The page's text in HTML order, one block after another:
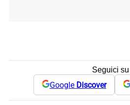
Seguici su
Google Discover